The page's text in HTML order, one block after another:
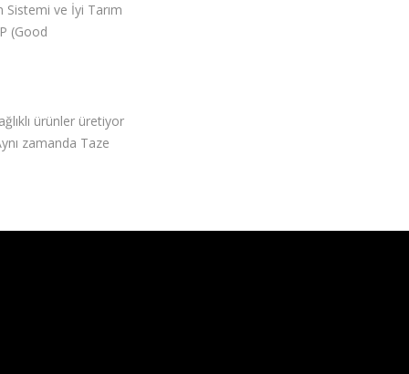
ve İyi Tarım
(Good
ürünler üretiyor
zamanda Taze